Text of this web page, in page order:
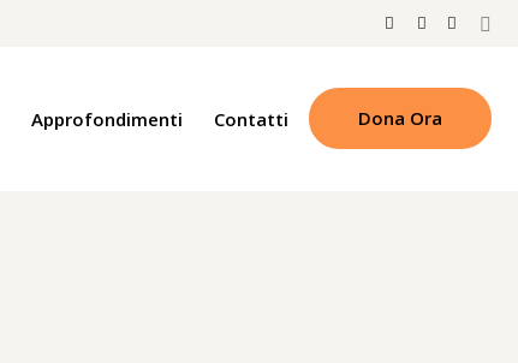
Approfondimenti Contatti Dona Ora